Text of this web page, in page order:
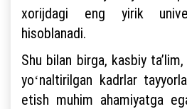
xorijdagi eng yirik
hisoblanadi.
Shu bilan birga, kasbiy
yoʻnaltirilgan kadrlar
etish muhim ahamiyatga